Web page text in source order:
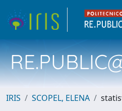
IRIS SCOPEL, ELENA